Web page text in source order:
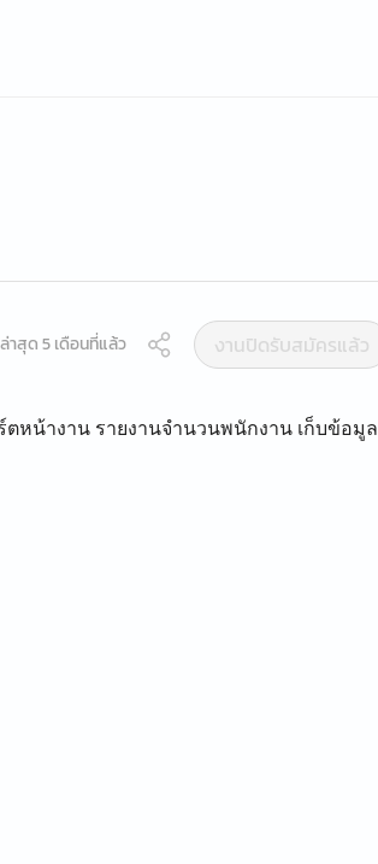
าสุด 5 เดือนที่แล้ว
งานปิดรับสมัครแล้ว
หน้างาน รายงานจำนวนพนักงาน เก็บข้อมูล